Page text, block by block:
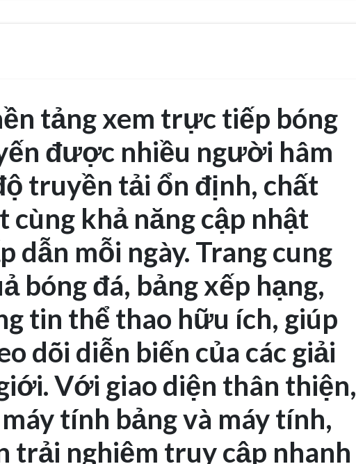
tảng xem trực tiếp bóng
được nhiều người hâm
truyền tải ổn định, chất
cùng khả năng cập nhật
dẫn mỗi ngày. Trang cung
bóng đá, bảng xếp hạng,
tin thể thao hữu ích, giúp
dõi diễn biến của các giải
Với giao diện thân thiện,
tính bảng và máy tính,
trải nghiệm truy cập nhanh